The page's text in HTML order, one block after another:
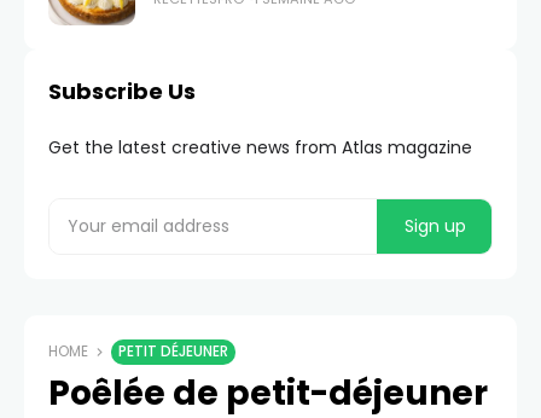
Subscribe Us
Get the latest creative news from Atlas magazine
HOME PETIT DÉJEUNER
Poêlée de petit-déjeuner